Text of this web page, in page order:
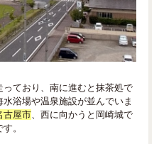
ており、南に進むと抹茶処で
浴場や温泉施設が並んでいま
古屋市 、西に向かうと岡崎城で
。